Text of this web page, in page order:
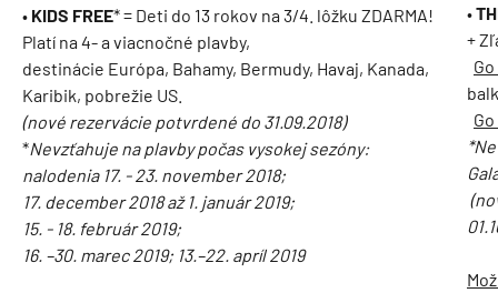
• KIDS FREE* = Deti do 13 rokov na 3/4. lôžku ZDARMA!
Platí na 4- a viacnočné plavby,
destinácie Európa, Bahamy, Bermudy, Havaj, Kanada,
Karibik, pobrežie US.
(nové rezervácie potvrdené do 31.09.2018)
*Nevzťahuje na plavby počas vysokej sezóny:
nalodenia 17. - 23. november 2018;
17. december 2018 až 1. január 2019;
15. - 18. február 2019;
16. –30. marec 2019; 13.–22. apríl 2019
•
+